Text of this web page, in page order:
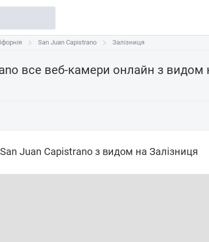
San Juan Capistrano Залізниця
San Juan Capistrano
все веб-камери онлайн з видом
Juan Capistrano з видом на Залізниця